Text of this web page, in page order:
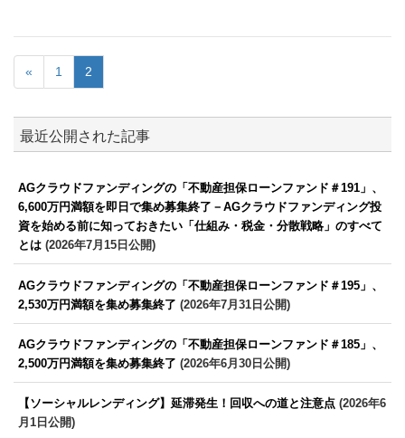
« 1 2
最近公開された記事
AGクラウドファンディングの「不動産担保ローンファンド＃191」、
6,600万円満額を即日で集め募集終了－AGクラウドファンディング投
資を始める前に知っておきたい「仕組み・税金・分散戦略」のすべて
とは (2026年7月15日公開)
AGクラウドファンディングの「不動産担保ローンファンド＃195」、
2,530万円満額を集め募集終了 (2026年7月31日公開)
AGクラウドファンディングの「不動産担保ローンファンド＃185」、
2,500万円満額を集め募集終了 (2026年6月30日公開)
【ソーシャルレンディング】延滞発生！回収への道と注意点 (2026年6
月1日公開)